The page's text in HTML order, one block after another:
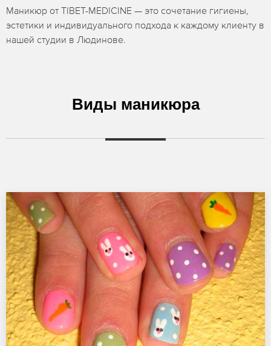
Маникюр от TIBET-MEDICINE — это сочетание гигиены,
эстетики и индивидуального подхода к каждому клиенту в
нашей студии в Людинове.
Виды маникюра